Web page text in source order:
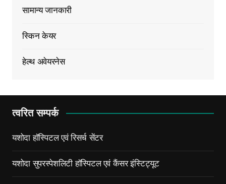
सामान्य जानकारी
स्किन केयर
हेल्थ अवेयरनेस
त्वरित सम्पर्क
यशोदा हॉस्पिटल एवं रिसर्च सेंटर
यशोदा सुपरस्पेशलिटी हॉस्पिटल एवं कैंसर इंस्टिट्यूट